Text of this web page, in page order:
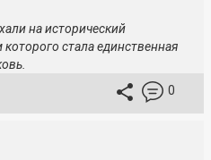
на исторический
стала единственная
0